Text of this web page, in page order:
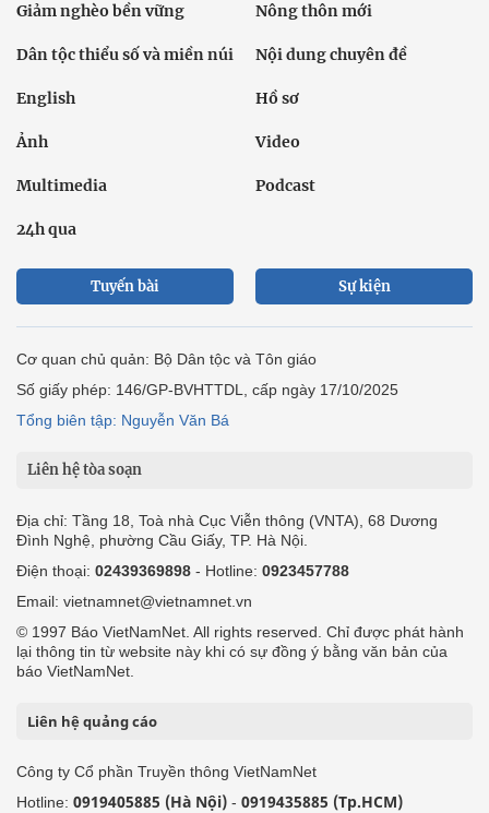
Giảm nghèo bền vững Nông thôn mới
Dân tộc thiểu số và miền núi Nội dung chuyên đề
English Hồ sơ
Ảnh Video
Multimedia Podcast
24h qua
Tuyến bài Sự kiện
Cơ quan chủ quản: Bộ Dân tộc và Tôn giáo
Số giấy phép: 146/GP-BVHTTDL, cấp ngày 17/10/2025
Tổng biên tập: Nguyễn Văn Bá
Liên hệ tòa soạn
Địa chỉ: Tầng 18, Toà nhà Cục Viễn thông (VNTA), 68 Dương
Đình Nghệ, phường Cầu Giấy, TP. Hà Nội.
Điện thoại: 02439369898 - Hotline: 0923457788
Email: vietnamnet@vietnamnet.vn
© 1997 Báo VietNamNet. All rights reserved. Chỉ được phát hành
lại thông tin từ website này khi có sự đồng ý bằng văn bản của
báo VietNamNet.
Liên hệ quảng cáo
Công ty Cổ phần Truyền thông VietNamNet
Hotline: 0919405885 (Hà Nội) - 0919435885 (Tp.HCM)